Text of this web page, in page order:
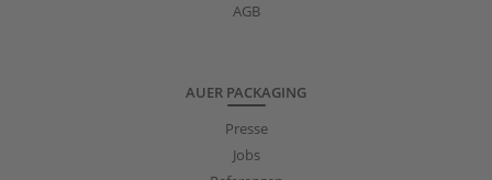
AGB
AUER PACKAGING
Presse
Jobs